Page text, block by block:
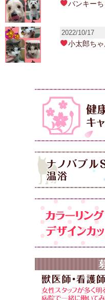
バンキー
2022/10/17
小太郎ち